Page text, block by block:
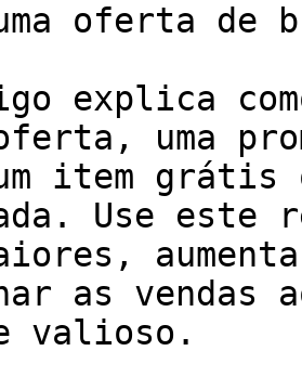
oferta de
explica
uma
item grátis
Use este
as vendas
valioso.